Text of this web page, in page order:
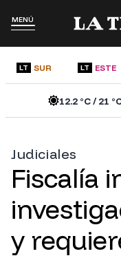
MENÚ
LT SUR LT ESTE
12.2 °C /21
Judiciales
Fiscalía
y